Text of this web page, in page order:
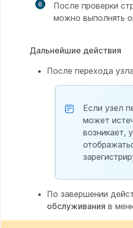
6 После проверки
можно выполнять
Дальнейшие действия
После перехода
Если узел
может
возникает,
По завершении
обслуживания в